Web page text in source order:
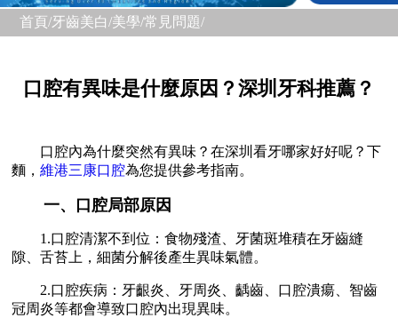
首頁/牙齒美白/美學/常見問題/
口腔有異味是什麼原因？深圳牙科推薦？
口腔內為什麼突然有異味？在深圳看牙哪家好好呢？下
麵，維港三康口腔為您提供參考指南。
一、口腔局部原因
1.口腔清潔不到位：食物殘渣、牙菌斑堆積在牙齒縫
隙、舌苔上，細菌分解後產生異味氣體。
2.口腔疾病：牙齦炎、牙周炎、齲齒、口腔潰瘍、智齒
冠周炎等都會導致口腔內出現異味。